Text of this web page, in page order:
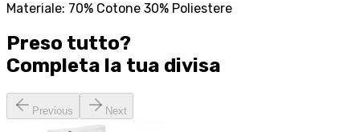
Materiale: 70% Cotone 30% Poliestere
Preso tutto?
Completa la tua divisa
Previous Next